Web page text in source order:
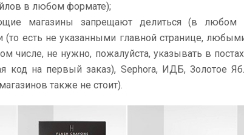
в любом формате);
магазины запрещают делиться (в любом
есть не указанными главной странице,
числе, не нужно, пожалуйста, указывать в
код на первый заказ), Sephora, ИДБ, Золотое
также не стоит).